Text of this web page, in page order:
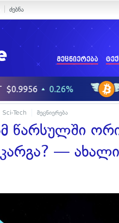
ძებნა
მეცნიერება
Sci-Tech მეცნიერება
წარსულში
— ახალი